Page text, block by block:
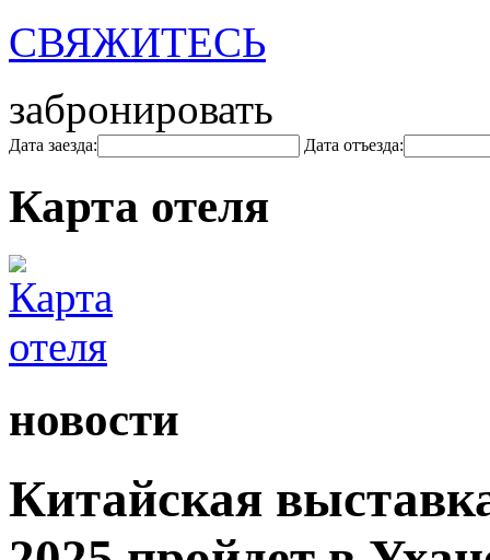
СВЯЖИТЕСЬ
забронировать
Дата заезда: Дата отъезда:
Карта отеля
новости
Китайская